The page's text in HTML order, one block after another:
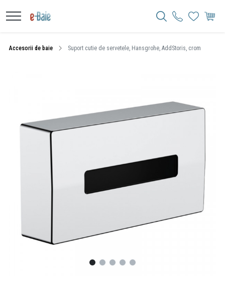
Accesorii de baie Suport cutie de servetele, Hansgrohe, AddStoris, crom